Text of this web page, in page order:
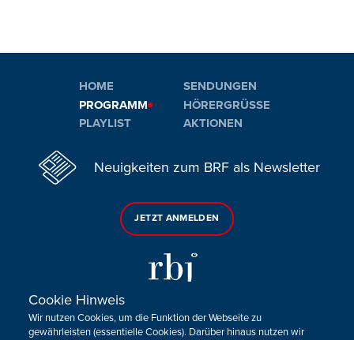
HOME
PROGRAMM
PLAYLIST
SENDUNGEN
HÖRERGRÜSSE
AKTIONEN
Neuigkeiten zum BRF als Newsletter
JETZT ANMELDEN
Sie haben noch Fragen oder Anmerkungen?
Cookie Hinweis
Wir nutzen Cookies, um die Funktion der Webseite zu
gewährleisten (essentielle Cookies). Darüber hinaus nutzen wir